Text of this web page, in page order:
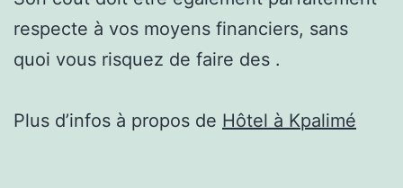
respecte à vos moyens financiers, sans
quoi vous risquez de faire des .
Plus d’infos à propos de Hôtel à Kpalimé